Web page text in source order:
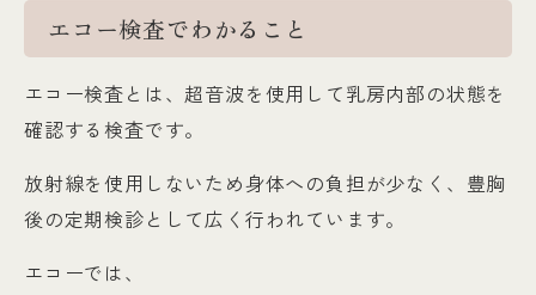
エコー検査でわかること
エコー検査とは、超音波を使用して乳房内部の状態を
確認する検査です。
放射線を使用しないため身体への負担が少なく、豊胸
後の定期検診として広く行われています。
エコーでは、